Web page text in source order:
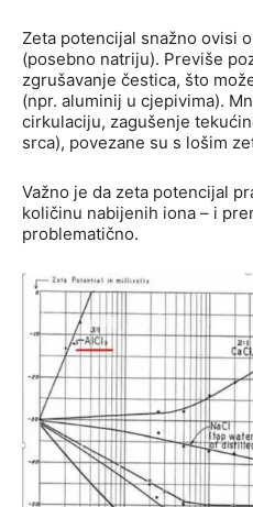
Zeta potencijal snažno ovisi
(posebno natriju). Previše
zgrušavanje čestica, što
(npr. aluminij u cjepivima).
cirkulaciju, zagušenje
srca), povezane su s lošim
Važno je da zeta potencijal
količinu nabijenih iona – i
problematično.